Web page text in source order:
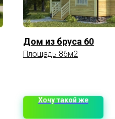
Дом из бруса 60
Площадь 86м2
Хочу такой же